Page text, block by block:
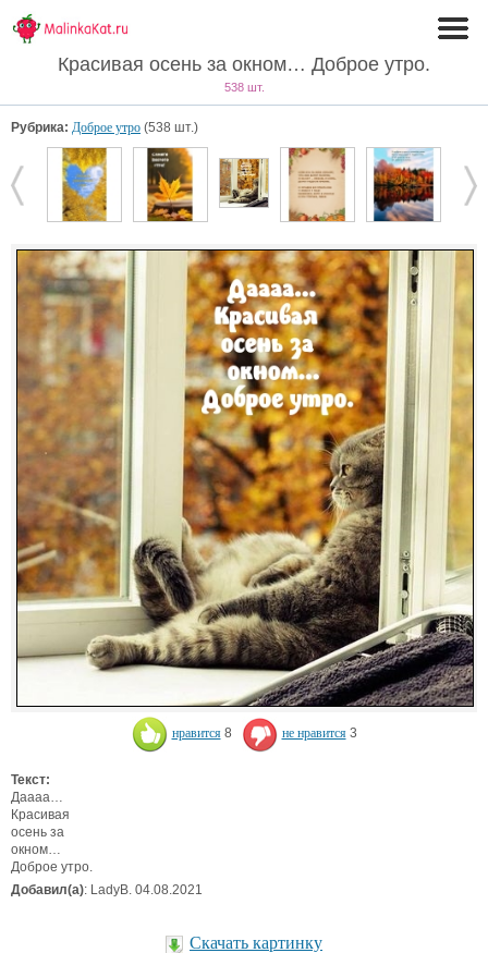
Красивая осень за окном… Доброе утро.
538 шт.
Рубрика: Доброе утро (538 шт.)
нравится 8 не нравится 3
Текст:
Даааа…
Красивая
осень за
окном…
Доброе утро.
Добавил(а): LadyB. 04.08.2021
Скачать картинку